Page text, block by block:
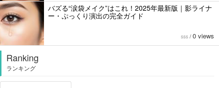
バズる“涙袋メイク”はこれ！2025年最新版｜影ライナ
ー・ぷっくり演出の完全ガイド
sss / 0 views
Ranking
ランキング